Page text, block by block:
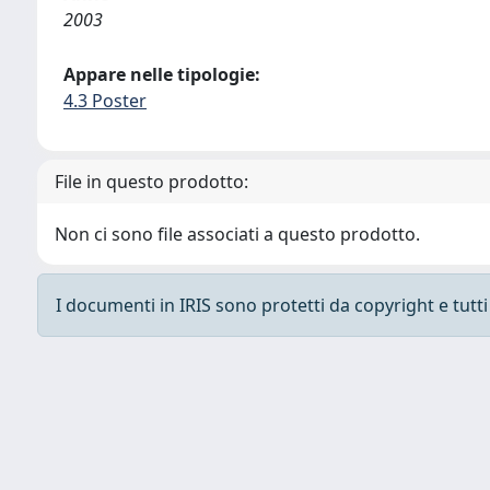
2003
Appare nelle tipologie:
4.3 Poster
File in questo prodotto:
Non ci sono file associati a questo prodotto.
I documenti in IRIS sono protetti da copyright e